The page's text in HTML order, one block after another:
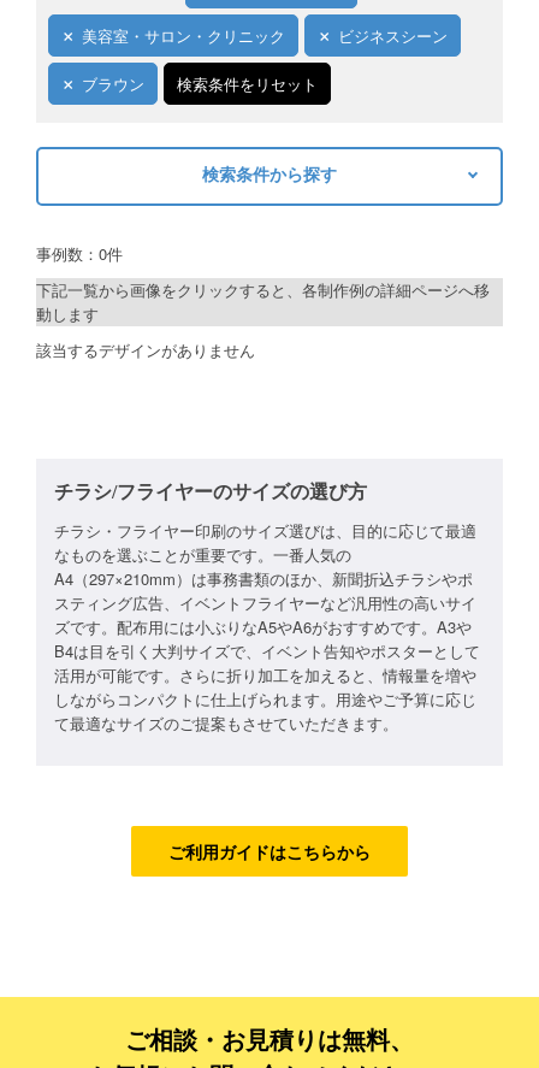
ご利用ガイド
ご利用の流れ
キャンセルについて
資料をダウンロード
ご利用規約
美容室・サロン・クリニック ビジネスシーン
ブラウン 検索条件をリセット
検索条件から探す
制作プランで探す
ゴールドコース
フルデザイン
データ修正
ジャンルで探す
販売・ショップ・サービス
観光・旅行会社・ホテル・旅館
学校・塾・習い事
その他
事例数：0件
下記一覧から画像をクリックすると、各制作例の詳細ページへ移
動します
該当するデザインがありません
チラシ/フライヤーのサイズの選び方
チラシ・フライヤー印刷のサイズ選びは、目的に応じて最適
なものを選ぶことが重要です。一番人気の
A4（297×210mm）は事務書類のほか、新聞折込チラシやポ
スティング広告、イベントフライヤーなど汎用性の高いサイ
ズです。配布用には小ぶりなA5やA6がおすすめです。A3や
B4は目を引く大判サイズで、イベント告知やポスターとして
活用が可能です。さらに折り加工を加えると、情報量を増や
しながらコンパクトに仕上げられます。用途やご予算に応じ
て最適なサイズのご提案もさせていただきます。
ご利用ガイドはこちらから
ご相談・お見積りは無料、